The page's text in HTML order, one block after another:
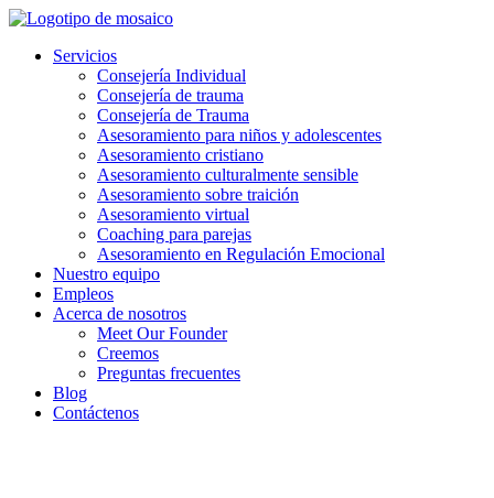
Ir
contenidoServicios
Consejería Individual
Consejería de trauma
Consejería de Trauma
Asesoramiento para niños y adolescentes
Asesoramiento cristiano
Asesoramiento culturalmente sensible
Asesoramiento sobre traición
Asesoramiento virtual
Coaching para parejas
Asesoramiento en Regulación Emocional
Nuestro equipo
Empleos
Acerca de nosotros
Meet Our Founder
Creemos
Preguntas frecuentes
Blog
Contáctenos